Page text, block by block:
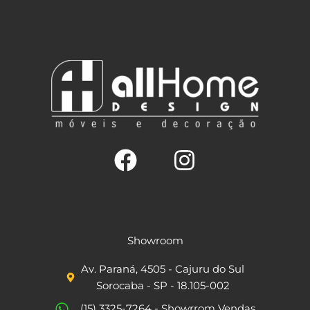
c
e
b
t
a
Showroom
Av. Paraná, 4505 - Cajuru do Sul
Sorocaba - SP - 18.105-002